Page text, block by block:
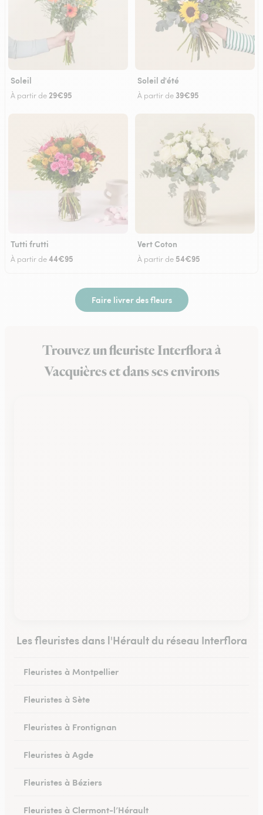
Soleil
À partir de29€95
Soleil d'été
À partir de 39€95
Tutti frutti
À partir de44€95
Vert Coton
À partir de 54€95
Faire livrer des fleurs
Trouvez un fleuriste Interflora à
Vacquières et dans ses environs
Les fleuristes dans l'Hérault du réseau Interflora
Fleuristes à Montpellier
Fleuristes à Sète
Fleuristes à Frontignan
Fleuristes à Agde
Fleuristes à Béziers
Fleuristes à Clermont-l’Hérault